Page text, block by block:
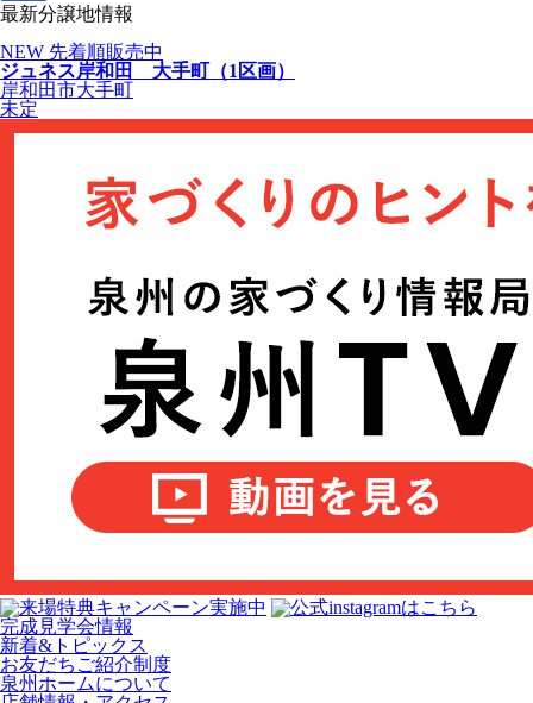
最新分譲地情報
NEW 先着順販売中
ジュネス岸和田 大手町（1区画）
岸和田市大手町
未定
完成見学会情報
新着&トピックス
お友だちご紹介制度
泉州ホームについて